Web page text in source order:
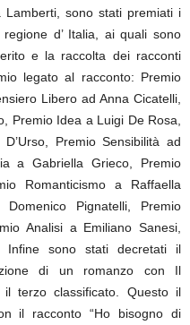
Lamberti, sono stati premiati i
d’ Italia, ai quali sono
e la raccolta dei racconti
legato al racconto: Premio
Libero ad Anna Cicatelli,
Premio Idea a Luigi De Rosa,
Premio Sensibilità ad
a Gabriella Grieco, Premio
Romanticismo a Raffaella
Pignatelli, Premio
Analisi a Emiliano Sanesi,
Infine sono stati decretati il
di un romanzo con Il
terzo classificato. Questo il
il racconto “Ho bisogno di